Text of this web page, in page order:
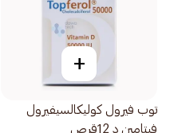
+
توب فيرول كوليكالسيفيرول
فيتامين د 12قرص